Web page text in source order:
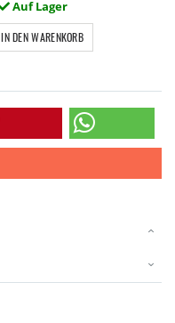
Auf Lager
IN DEN WARENKORB